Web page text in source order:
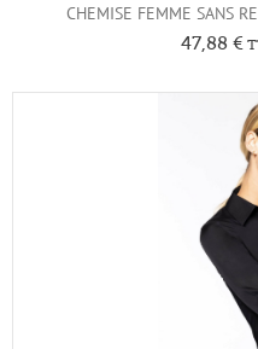
CHEMISE FEMME SANS
47,88 €